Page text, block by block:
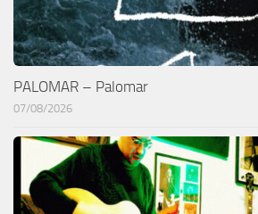
PALOMAR – Palomar
07/08/2026